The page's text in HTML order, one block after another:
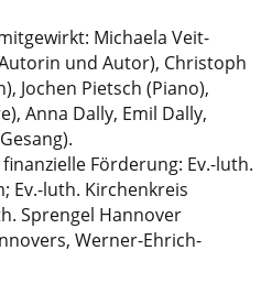
Michaela Veit-
und Autor), Christoph
Jochen Pietsch (Piano),
Anna Dally, Emil Dally,
Förderung: Ev.-luth.
Ev.-luth. Kirchenkreis
Sprengel Hannover
Werner-Ehrich-